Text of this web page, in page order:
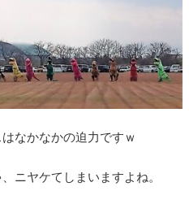
なかなかの迫力ですｗ
ニヤケてしまいますよね。